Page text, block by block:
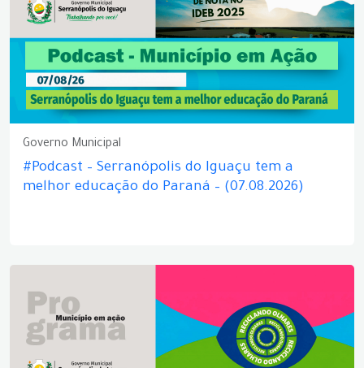
Governo Municipal
#Podcast – Serranópolis do Iguaçu tem a
melhor educação do Paraná – (07.08.2026)